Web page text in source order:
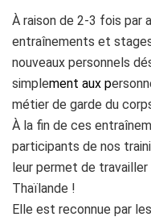
À raison de 2-3 fois par
entraînements et
nouveaux personnels
simplement aux p
métier de garde du
À la fin de ces
participants de nos
leur permet de
Thaïlande !
Elle est reconnue par